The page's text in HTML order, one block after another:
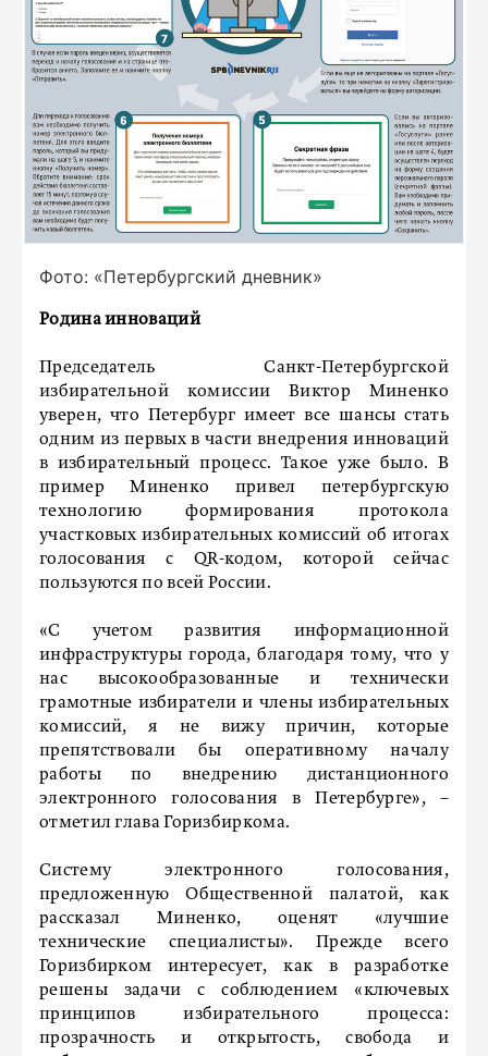
Фото: «Петербургский дневник»
Родина инноваций
Председатель Санкт-Петербургской
избирательной комиссии Виктор Миненко
уверен, что Петербург имеет все шансы стать
одним из первых в части внедрения инноваций
в избирательный процесс. Такое уже было. В
пример Миненко привел петербургскую
технологию формирования протокола
участковых избирательных комиссий об итогах
голосования с QR-кодом, которой сейчас
пользуются по всей России.
«С учетом развития информационной
инфраструктуры города, благодаря тому, что у
нас высокообразованные и технически
грамотные избиратели и члены избирательных
комиссий, я не вижу причин, которые
препятствовали бы оперативному началу
работы по внедрению дистанционного
электронного голосования в Петербурге», –
отметил глава Горизбиркома.
Систему электронного голосования,
предложенную Общественной палатой, как
рассказал Миненко, оценят «лучшие
технические специалисты». Прежде всего
Горизбирком интересует, как в разработке
решены задачи с соблюдением «ключевых
принципов избирательного процесса:
прозрачность и открытость, свобода и